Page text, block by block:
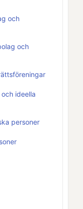
och
och
ideella
personer